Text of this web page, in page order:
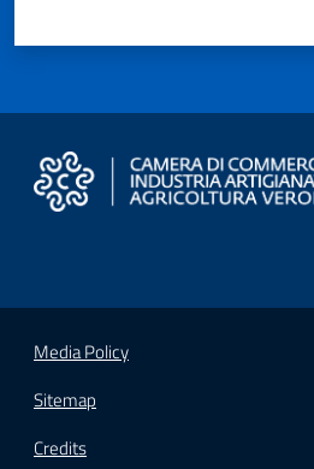
su
Media Policy
Sitemap
Credits